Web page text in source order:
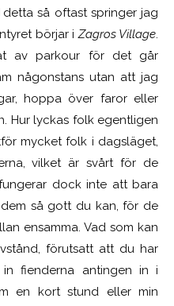
så oftast springer jag
börjar iZagros Village.
av parkour för det går
någonstans utan att jag
hoppa över faror eller
Hur lyckas folk egentligen
mycket folk i dagsläget,
vilket är svårt för de
dock inte att bara
så gott du kan, för de
ensamma. Vad som kan
förutsatt att du har
fienderna antingen in i
en kort stund eller min